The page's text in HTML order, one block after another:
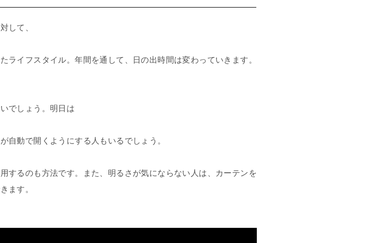
して、
ライフスタイル。年間を通して、日の出時間は変わっていきます。
でしょう。明日は
自動で開くようにする人もいるでしょう。
するのも方法です。また、明るさが気にならない人は、カーテンを
ます。